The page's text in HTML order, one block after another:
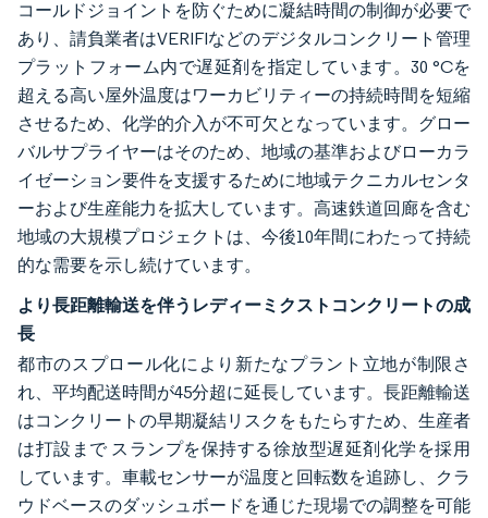
コールドジョイントを防ぐために凝結時間の制御が必要で
あり、請負業者はVERIFIなどのデジタルコンクリート管理
プラットフォーム内で遅延剤を指定しています。30 °Cを
超える高い屋外温度はワーカビリティーの持続時間を短縮
させるため、化学的介入が不可欠となっています。グロー
バルサプライヤーはそのため、地域の基準およびローカラ
イゼーション要件を支援するために地域テクニカルセンタ
ーおよび生産能力を拡大しています。高速鉄道回廊を含む
地域の大規模プロジェクトは、今後10年間にわたって持続
的な需要を示し続けています。
より長距離輸送を伴うレディーミクストコンクリートの成
長
都市のスプロール化により新たなプラント立地が制限さ
れ、平均配送時間が45分超に延長しています。長距離輸送
はコンクリートの早期凝結リスクをもたらすため、生産者
は打設まで スランプを保持する徐放型遅延剤化学を採用
しています。車載センサーが温度と回転数を追跡し、クラ
ウドベースのダッシュボードを通じた現場での調整を可能